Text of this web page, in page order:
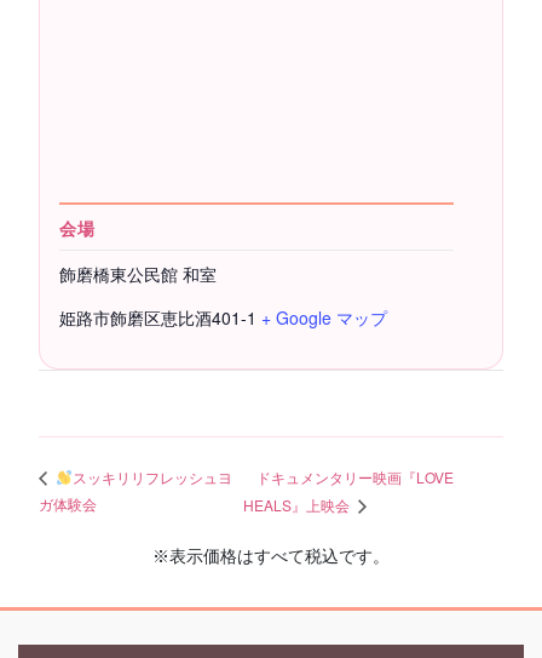
会場
飾磨橋東公民館 和室
姫路市飾磨区恵比酒401-1 + Google マップ
スッキリリフレッシュヨ
ガ体験会
ドキュメンタリー映画『LOVE
HEALS』上映会
※表示価格はすべて税込です。